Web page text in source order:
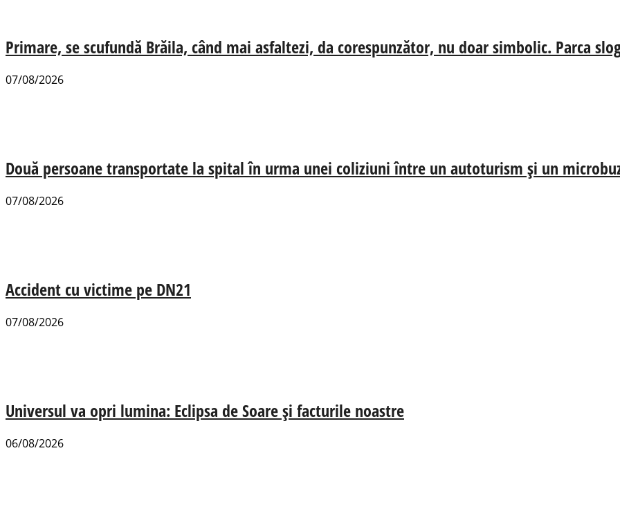
Primare, se scufundă Brăila, când mai asfaltezi, da corespunzător, nu doar simbolic. Parca
07/08/2026
Două persoane transportate la spital în urma unei coliziuni între un autoturism și un
07/08/2026
Accident cu victime pe DN21
07/08/2026
Universul va opri lumina: Eclipsa de Soare și facturile noastre
06/08/2026